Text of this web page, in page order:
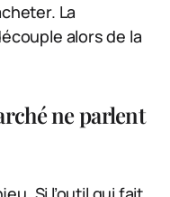
La
alors de la
ne parlent